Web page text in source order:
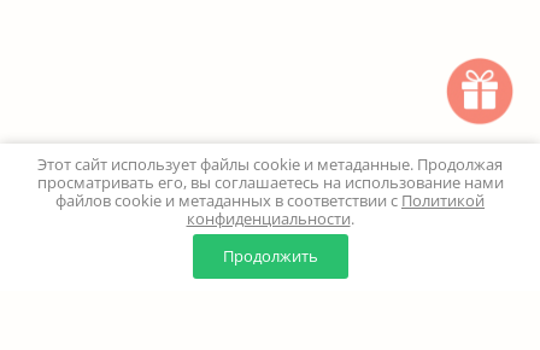
0
Корзина
Этот сайт использует файлы cookie и метаданные. Продолжая
просматривать его, вы соглашаетесь на использование нами
файлов cookie и метаданных в соответствии с Политикой
конфиденциальности.
Продолжить